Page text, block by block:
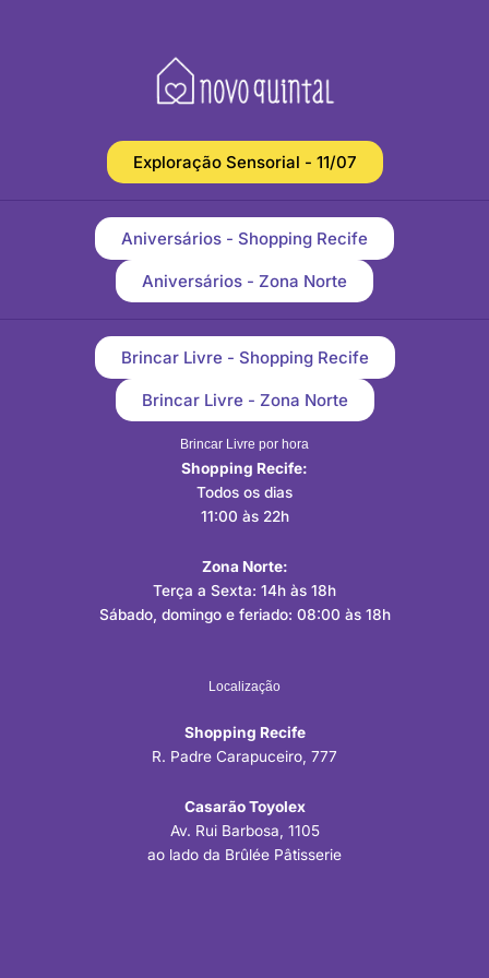
Exploração Sensorial - 11/07
Aniversários - Shopping Recife
Aniversários - Zona Norte
Brincar Livre - Shopping Recife
Brincar Livre - Zona Norte
Brincar Livre por hora
Shopping Recife:
Todos os dias
11:00 às 22h
Zona Norte:
Terça a Sexta: 14h às 18h
Sábado, domingo e feriado: 08:00 às 18h
Localização
Shopping Recife
R. Padre Carapuceiro, 777
Casarão Toyolex
Av. Rui Barbosa, 1105
ao lado da Brûlée Pâtisserie